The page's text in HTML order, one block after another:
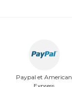
Paypal et American